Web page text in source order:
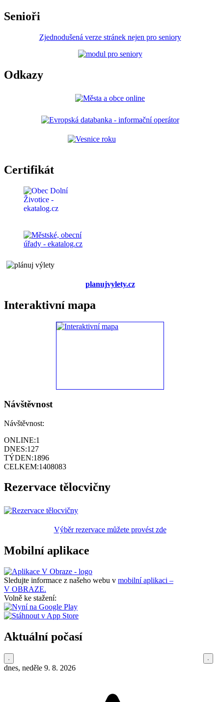
Senioři
Zjednodušená verze stránek nejen pro seniory
Odkazy
Certifikát
planujvylety.cz
Interaktivní mapa
Návštěvnost
Návštěvnost:
ONLINE:1
DNES:127
TÝDEN:1896
CELKEM:1408083
Rezervace tělocvičny
Výběr rezervace můžete provést zde
Mobilní aplikace
Sledujte informace z našeho webu v mobilní aplikaci –
V OBRAZE.
Volně ke stažení:
Aktuální počasí
dnes, neděle 9. 8. 2026